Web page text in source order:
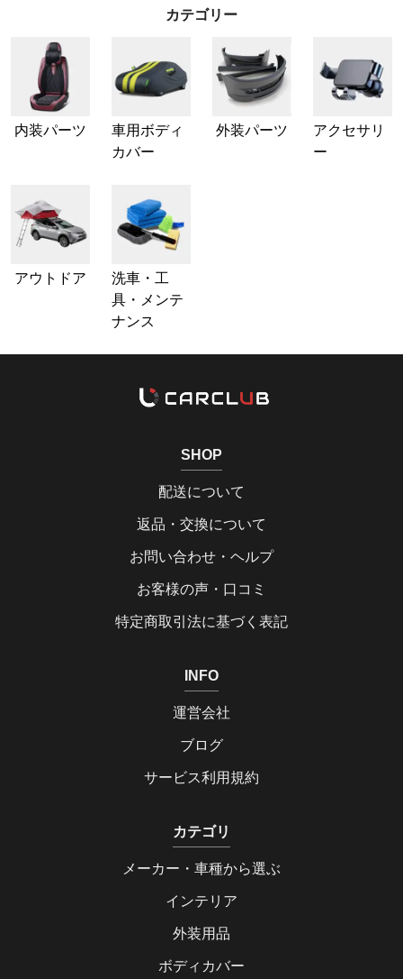
カテゴリー
内装パーツ
車用ボディ
カバー
外装パーツ
アクセサリ
ー
アウトドア
洗車・工
具・メンテ
ナンス
SHOP
配送について
返品・交換について
お問い合わせ・ヘルプ
お客様の声・口コミ
特定商取引法に基づく表記
INFO
運営会社
ブログ
サービス利用規約
カテゴリ
メーカー・車種から選ぶ
インテリア
外装用品
ボディカバー